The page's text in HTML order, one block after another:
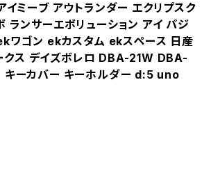
ミーブ アウトランダー エクリプスク
ランサーエボリューション アイ パジ
ワゴン ekカスタム ekスペース 日産
クス デイズボレロ DBA-21W DBA-
キーカバー キーホルダー d:5 uno